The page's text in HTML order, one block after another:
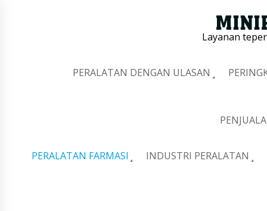
Layanan
PERALATAN DENGAN ULASAN
PERALATAN FARMASI INDUSTRI PERALATAN